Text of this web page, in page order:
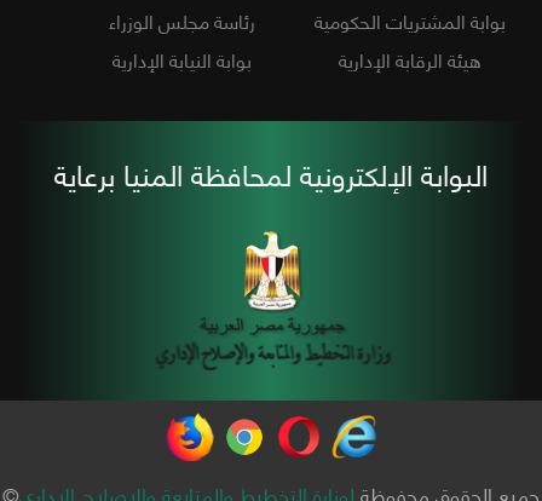
بوابة المشتريات الحكومية
رئاسة مجلس الوزراء
هيئة الرقابة الإدارية
بوابة النيابة الإدارية
البوابة الإلكترونية لمحافظة المنيا برعاية